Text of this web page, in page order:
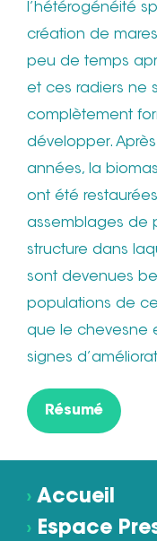
l’hétérogénéité
création de
peu de temps
et ces radiers ne
complètement
développer.
années, la
ont été
assemblages de
structure dans
sont devenues
populations de
que le chevesne
signes
Résumé
› Accueil
› Espace